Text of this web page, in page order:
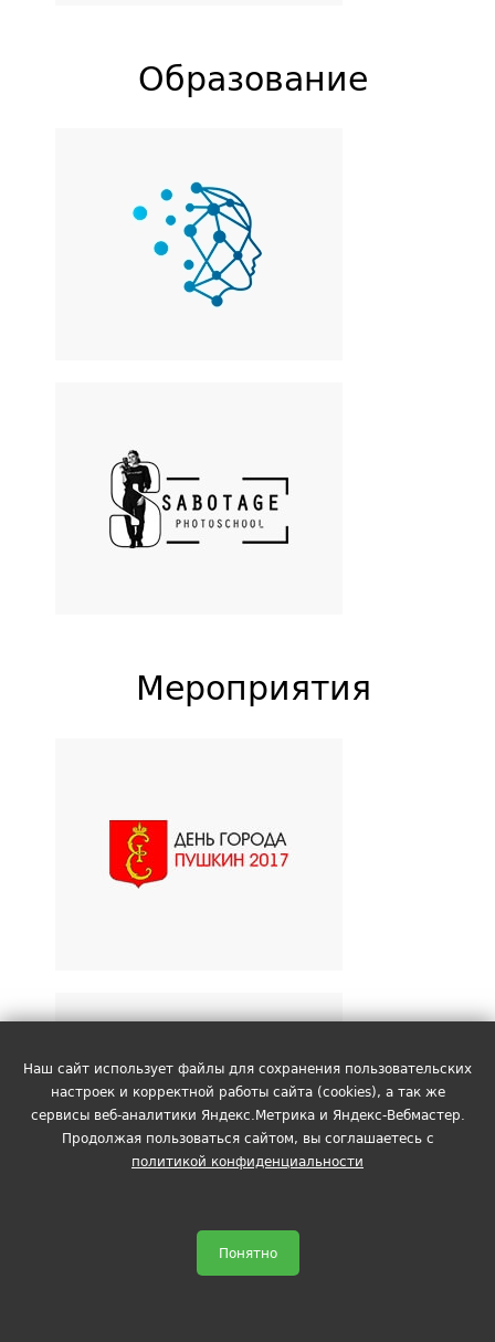
Образование
MEDERi
Школа косметологии
Sabotage
Школа фотографии Savina`s
Group
Мероприятия
Дня города Пушкин
Официальный сайт
мероприятия
Russian Beauty Award
Всероссийская премия в
области красоты и здоровья
Наш сайт использует файлы для сохранения пользовательских
настроек и корректной работы сайта (cookies), а так же
сервисы веб-аналитики Яндекс.Метрика и Яндекс-Вебмастер.
Продолжая пользоваться сайтом, вы соглашаетесь с
политикой конфиденциальности
Понятно